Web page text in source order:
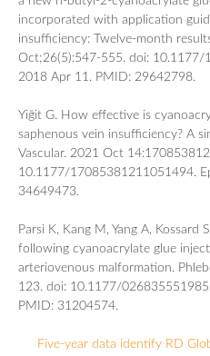
incorporated with application
insufficiency: Twelve-month
Oct;26(5):547-555. doi: 10.1177/
2018 Apr 11. PMID: 29642798.
Yiğit G. How effective is
saphenous vein insufficiency? A
Vascular. 2021 Oct
10.1177/17085381211051494.
34649473.
Parsi K, Kang M, Yang A, Kossard
following cyanoacrylate glue
arteriovenous malformation.
123. doi: 10.1177/
PMID: 31204574.
Five-year data identify RD